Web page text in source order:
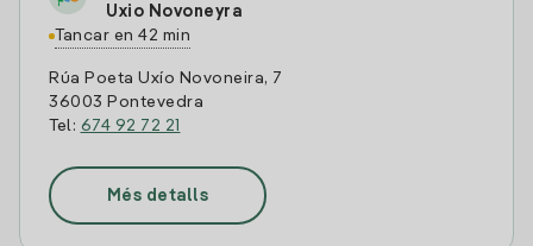
Uxio Novoneyra
Tancar en 42 min
Rúa Poeta Uxío Novoneira, 7
36003 Pontevedra
Tel: 674 92 72 21
Més detalls